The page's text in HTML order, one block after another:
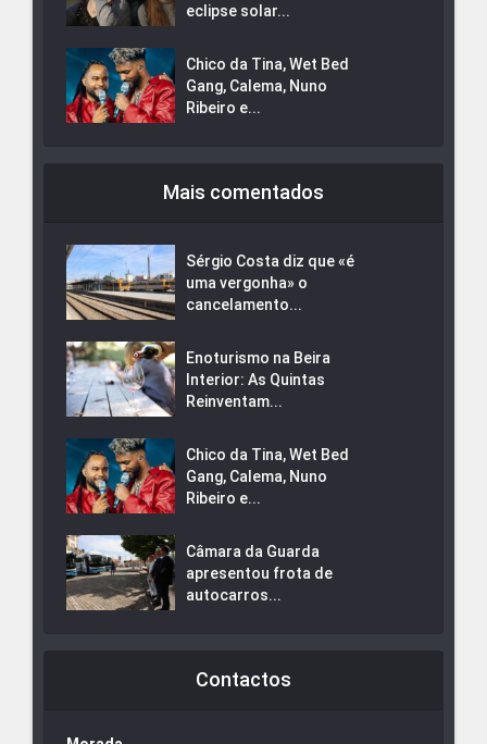
eclipse solar...
Chico da Tina, Wet Bed
Gang, Calema, Nuno
Ribeiro e...
Mais comentados
Sérgio Costa diz que «é
uma vergonha» o
cancelamento...
Enoturismo na Beira
Interior: As Quintas
Reinventam...
Chico da Tina, Wet Bed
Gang, Calema, Nuno
Ribeiro e...
Câmara da Guarda
apresentou frota de
autocarros...
Contactos